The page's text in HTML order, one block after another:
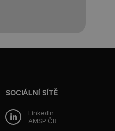
SOCIÁLNÍ SÍTĚ
LinkedIn
AMSP ČR